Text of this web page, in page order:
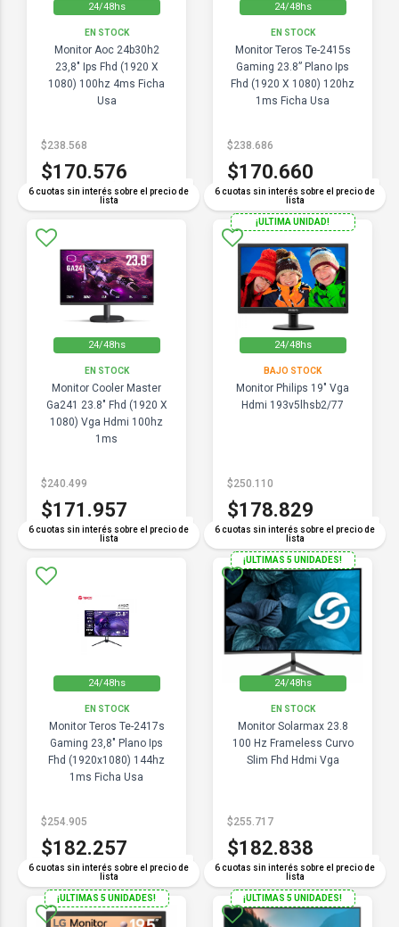
24/48hs
EN STOCK
Monitor Aoc 24b30h2
23,8" Ips Fhd (1920 X
1080) 100hz 4ms Ficha
Usa
6 cuotas sin interés sobre el precio de
lista
$238.568
$170.576
COMPARAR
24/48hs
EN STOCK
Monitor Teros Te-2415s
Gaming 23.8” Plano Ips
Fhd (1920 X 1080) 120hz
1ms Ficha Usa
6 cuotas sin interés sobre el precio de
lista
$238.686
$170.660
COMPARAR
24/48hs
EN STOCK
Monitor Cooler Master
Ga241 23.8" Fhd (1920 X
1080) Vga Hdmi 100hz
1ms
6 cuotas sin interés sobre el precio de
lista
$240.499
$171.957
COMPARAR
24/48hs
¡ULTIMA UNIDAD!
BAJO STOCK
Monitor Philips 19" Vga
Hdmi 193v5lhsb2/77
6 cuotas sin interés sobre el precio de
lista
$250.110
$178.829
COMPARAR
24/48hs
EN STOCK
Monitor Teros Te-2417s
Gaming 23,8" Plano Ips
Fhd (1920x1080) 144hz
1ms Ficha Usa
6 cuotas sin interés sobre el precio de
lista
$254.905
$182.257
COMPARAR
24/48hs
¡ULTIMAS 5 UNIDADES!
EN STOCK
Monitor Solarmax 23.8
100 Hz Frameless Curvo
Slim Fhd Hdmi Vga
6 cuotas sin interés sobre el precio de
lista
$255.717
$182.838
COMPARAR
¡ULTIMAS 5 UNIDADES! ¡ULTIMAS 5 UNIDADES!